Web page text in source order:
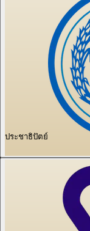
ประชาธิปัตย์